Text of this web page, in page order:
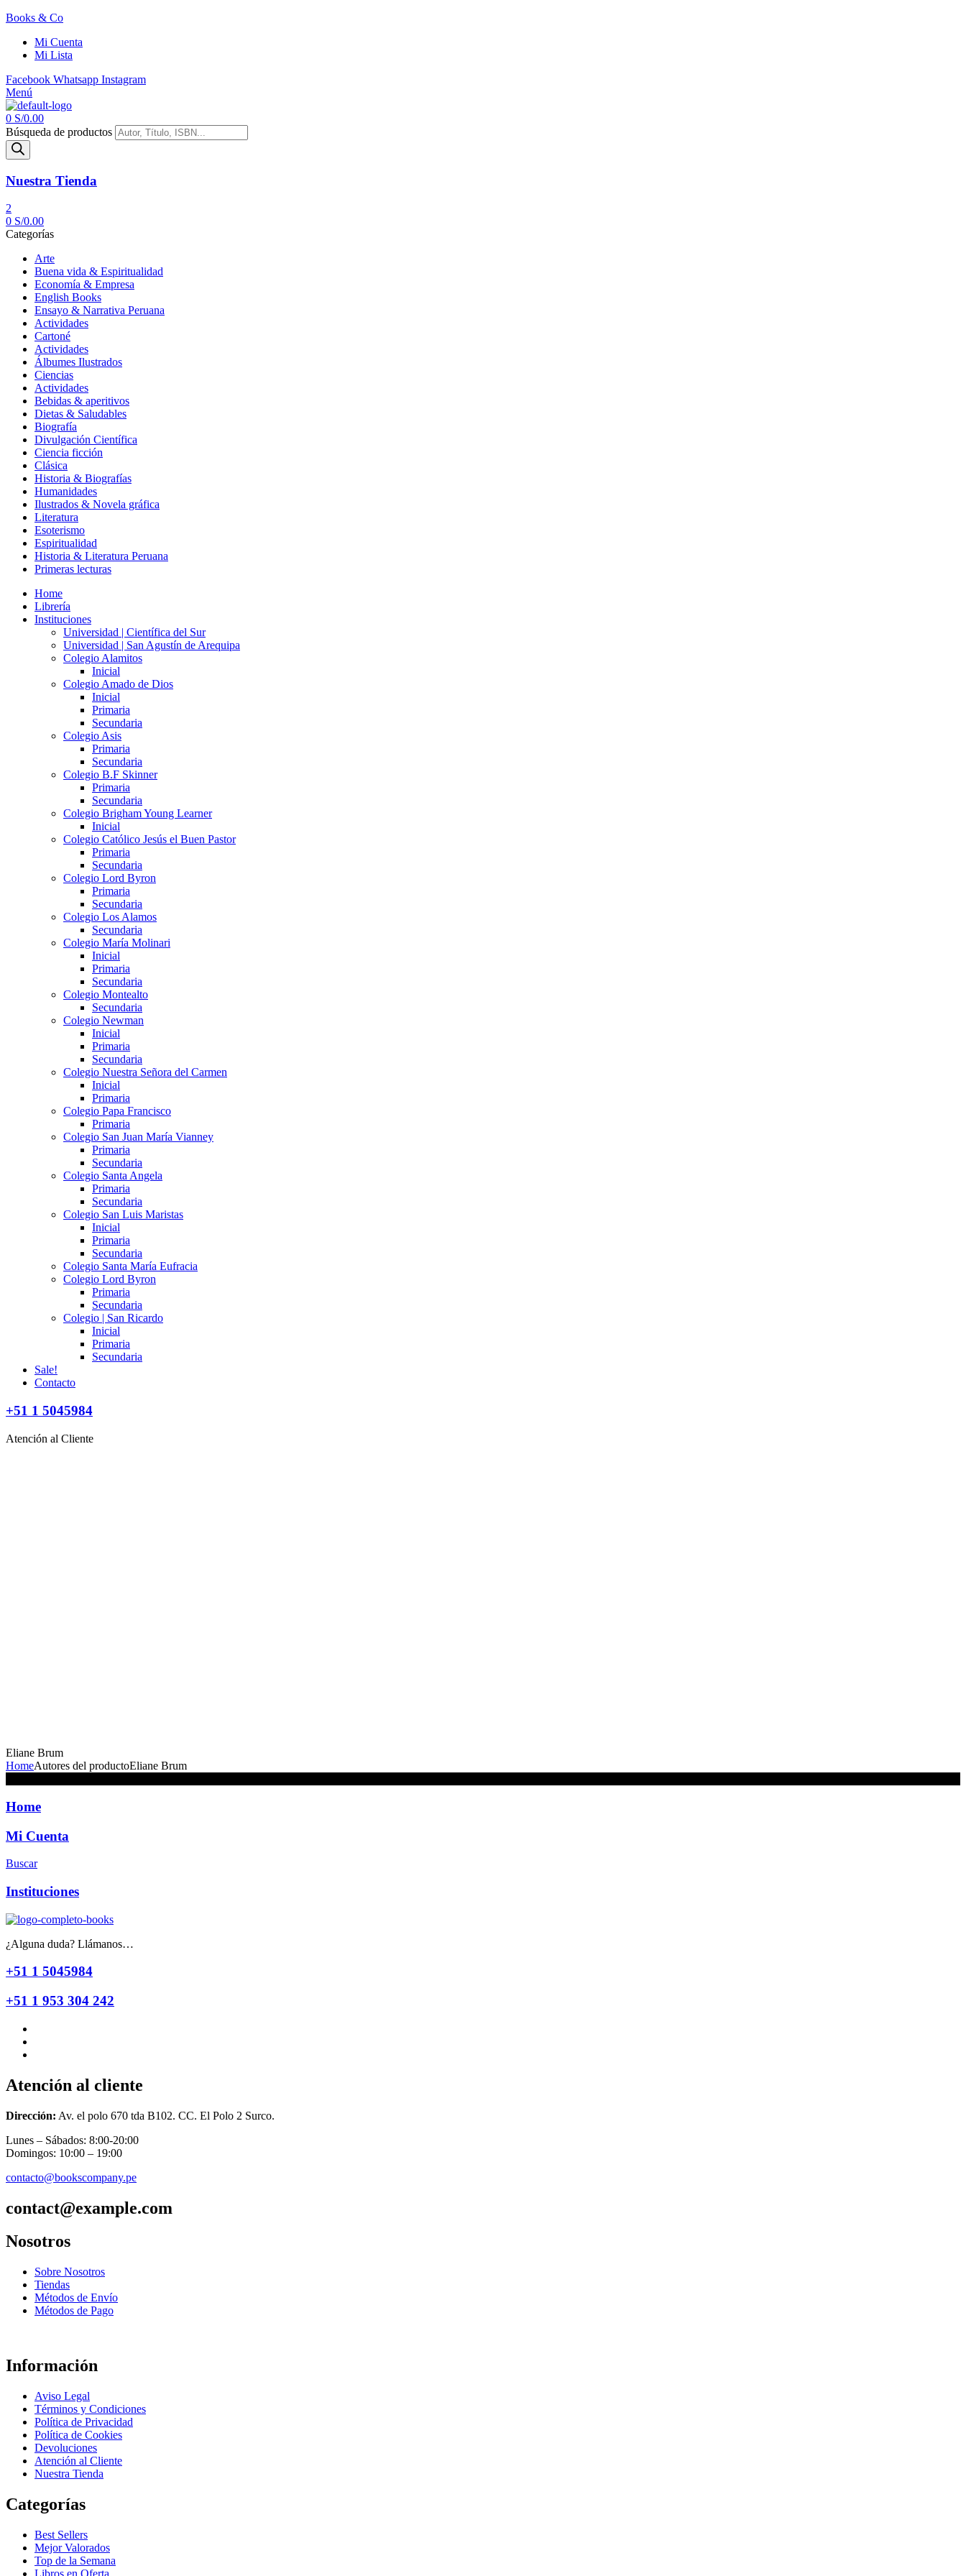
Books & Co
Mi Cuenta
Mi Lista
Facebook Whatsapp Instagram
Menú
0 S/0.00
Búsqueda de productos
Nuestra Tienda
2
0 S/0.00
Categorías
Arte
Buena vida & Espiritualidad
Economía & Empresa
English Books
Ensayo & Narrativa Peruana
Actividades
Cartoné
Actividades
Álbumes Ilustrados
Ciencias
Actividades
Bebidas & aperitivos
Dietas & Saludables
Biografía
Divulgación Científica
Ciencia ficción
Clásica
Historia & Biografías
Humanidades
Ilustrados & Novela gráfica
Literatura
Esoterismo
Espiritualidad
Historia & Literatura Peruana
Primeras lecturas
Home
Librería
Instituciones
Universidad | Científica del Sur
Universidad | San Agustín de Arequipa
Colegio Alamitos
Inicial
Colegio Amado de Dios
Inicial
Primaria
Secundaria
Colegio Asis
Primaria
Secundaria
Colegio B.F Skinner
Primaria
Secundaria
Colegio Brigham Young Learner
Inicial
Colegio Católico Jesús el Buen Pastor
Primaria
Secundaria
Colegio Lord Byron
Primaria
Secundaria
Colegio Los Alamos
Secundaria
Colegio María Molinari
Inicial
Primaria
Secundaria
Colegio Montealto
Secundaria
Colegio Newman
Inicial
Primaria
Secundaria
Colegio Nuestra Señora del Carmen
Inicial
Primaria
Colegio Papa Francisco
Primaria
Colegio San Juan María Vianney
Primaria
Secundaria
Colegio Santa Angela
Primaria
Secundaria
Colegio San Luis Maristas
Inicial
Primaria
Secundaria
Colegio Santa María Eufracia
Colegio Lord Byron
Primaria
Secundaria
Colegio | San Ricardo
Inicial
Primaria
Secundaria
Sale!
Contacto
+51 1 5045984
Atención al Cliente
Eliane Brum
HomeAutores del productoEliane Brum
Home
Mi Cuenta
Buscar
Instituciones
¿Alguna duda? Llámanos…
+51 1 5045984
+51 1 953 304 242
Atención al cliente
Dirección: Av. el polo 670 tda B102. CC. El Polo 2 Surco.
Lunes – Sábados: 8:00-20:00
Domingos: 10:00 – 19:00
contacto@bookscompany.pe
contact@example.com
Nosotros
Sobre Nosotros
Tiendas
Métodos de Envío
Métodos de Pago
Información
Aviso Legal
Términos y Condiciones
Política de Privacidad
Política de Cookies
Devoluciones
Atención al Cliente
Nuestra Tienda
Categorías
Best Sellers
Mejor Valorados
Top de la Semana
Libros en Oferta